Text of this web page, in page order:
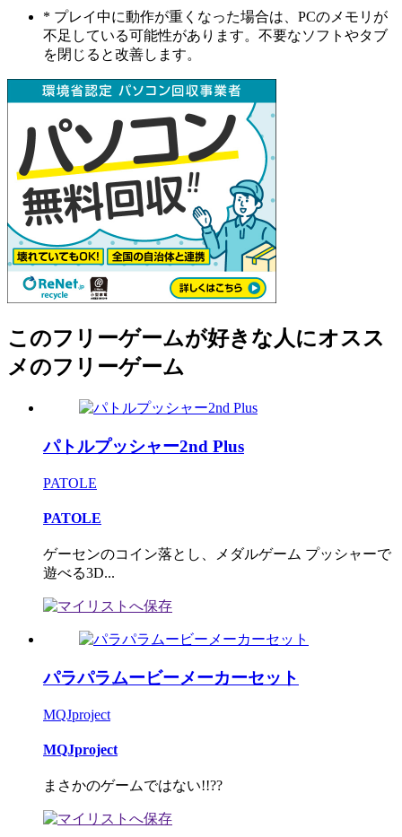
* プレイ中に動作が重くなった場合は、PCのメモリが
不足している可能性があります。不要なソフトやタブ
を閉じると改善します。
このフリーゲームが好きな人にオスス
メのフリーゲーム
パトルプッシャー2nd Plus
PATOLE
PATOLE
ゲーセンのコイン落とし、メダルゲーム プッシャーで
遊べる3D...
パラパラムービーメーカーセット
MQJproject
MQJproject
まさかのゲームではない!!??